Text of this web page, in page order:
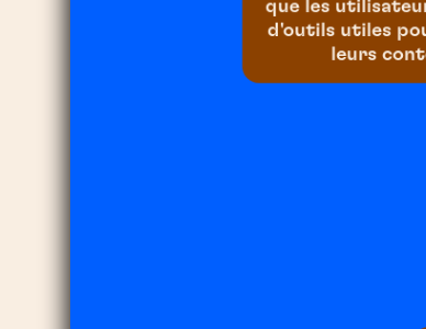
que les
d'outils utiles
leurs